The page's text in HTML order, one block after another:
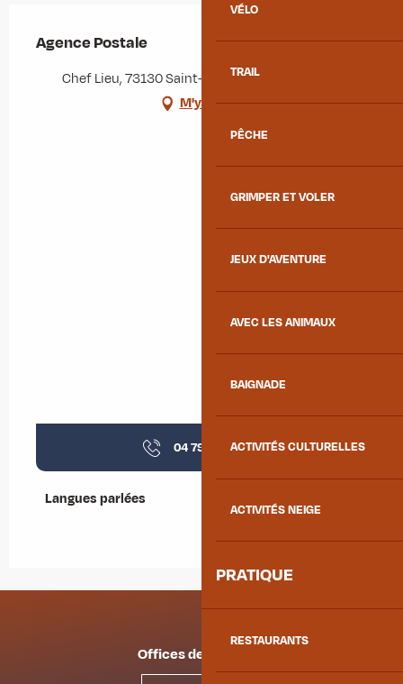
VÉLO
TRAIL
PÊCHE
GRIMPER ET VOLER
JEUX D'AVENTURE
AVEC LES ANIMAUX
BAIGNADE
ACTIVITÉS CULTURELLES
ACTIVITÉS NEIGE
PRATIQUE
RESTAURANTS
Agence Postale
Chef Lieu, 73130 Saint-Colomban-des-Villards
M'y rendre
04 79 59 50▒▒
Langues parlées
Langues parlées
Offices de tourisme